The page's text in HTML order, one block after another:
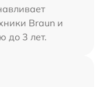
Braun и
до 3 лет.